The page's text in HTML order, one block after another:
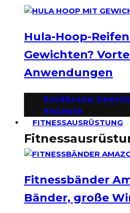
Hula-Hoop-
Gewichten?
Anwendungen
Ernährung
Rezepte
FITNESSAUSRÜSTUNG
Fitnessbänder
Bänder, große